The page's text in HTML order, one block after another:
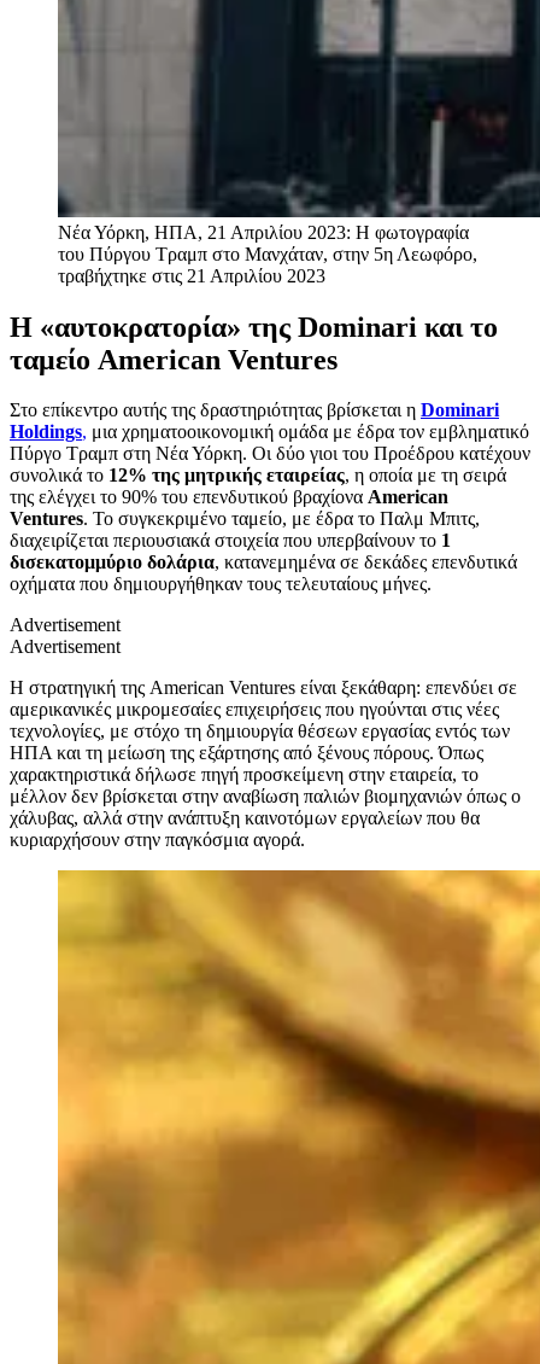
Νέα Υόρκη, ΗΠΑ, 21 Απριλίου 2023: Η φωτογραφία
του Πύργου Τραμπ στο Μανχάταν, στην 5η Λεωφόρο,
τραβήχτηκε στις 21 Απριλίου 2023
Η «αυτοκρατορία» της Dominari και το
ταμείο American Ventures
Στο επίκεντρο αυτής της δραστηριότητας βρίσκεται η Dominari
Holdings, μια χρηματοοικονομική ομάδα με έδρα τον εμβληματικό
Πύργο Τραμπ στη Νέα Υόρκη. Οι δύο γιοι του Προέδρου κατέχουν
συνολικά το 12% της μητρικής εταιρείας, η οποία με τη σειρά
της ελέγχει το 90% του επενδυτικού βραχίονα American
Ventures. Το συγκεκριμένο ταμείο, με έδρα το Παλμ Μπιτς,
διαχειρίζεται περιουσιακά στοιχεία που υπερβαίνουν το 1
δισεκατομμύριο δολάρια, κατανεμημένα σε δεκάδες επενδυτικά
οχήματα που δημιουργήθηκαν τους τελευταίους μήνες.
Advertisement
Advertisement
Η στρατηγική της American Ventures είναι ξεκάθαρη: επενδύει σε
αμερικανικές μικρομεσαίες επιχειρήσεις που ηγούνται στις νέες
τεχνολογίες, με στόχο τη δημιουργία θέσεων εργασίας εντός των
ΗΠΑ και τη μείωση της εξάρτησης από ξένους πόρους. Όπως
χαρακτηριστικά δήλωσε πηγή προσκείμενη στην εταιρεία, το
μέλλον δεν βρίσκεται στην αναβίωση παλιών βιομηχανιών όπως ο
χάλυβας, αλλά στην ανάπτυξη καινοτόμων εργαλείων που θα
κυριαρχήσουν στην παγκόσμια αγορά.